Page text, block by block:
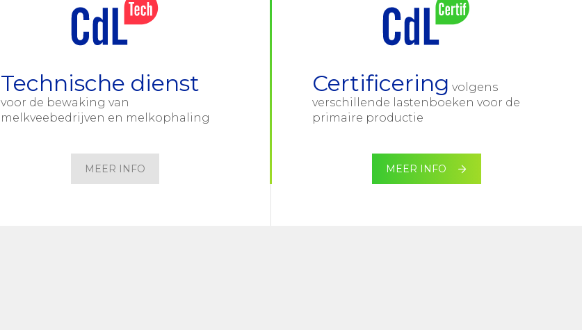
Technische dienst
voor de bewaking van
melkveebedrijven en melkophaling
MEER INFO
Certificering volgens
verschillende lastenboeken voor de
primaire productie
MEER INFO